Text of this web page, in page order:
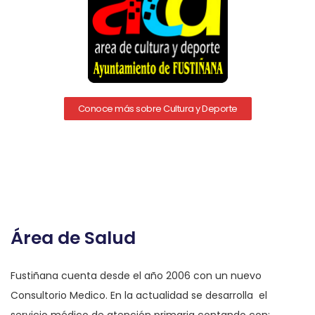
Conoce más sobre Cultura y Deporte
Área de Salud
Fustiñana cuenta desde el año 2006 con un nuevo
Consultorio Medico. En la actualidad se desarrolla el